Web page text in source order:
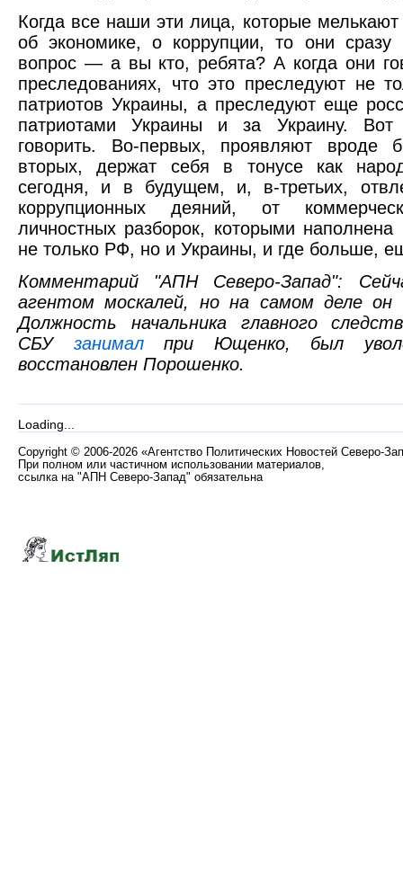
Когда все наши эти лица, которые мелькают
об экономике, о коррупции, то они сразу
вопрос — а вы кто, ребята? А когда они
преследованиях, что это преследуют не
патриотов Украины, а преследуют еще
патриотами Украины и за Украину.
говорить. Во-первых, проявляют вроде
вторых, держат себя в тонусе как
сегодня, и в будущем, и, в-третьих,
коррупционных деяний, от
личностных разборок, которыми наполнена
не только РФ, но и Украины, и где больше,
Комментарий "АПН Северо-Запад":
агентом москалей, но на самом деле он
Должность начальника главного
СБУ занималпри Ющенко, был
восстановлен Порошенко.
Loading...
Copyright © 2006-2026 «Агентство Политических Новостей Северо-
При полном или частичном использовании материалов,
ссылка на "АПН Северо-Запад" обязательна